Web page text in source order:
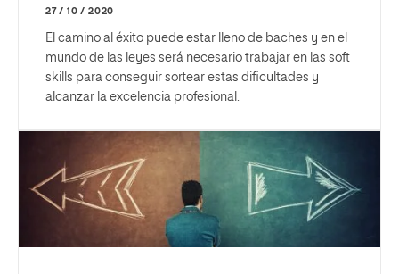
27 / 10 / 2020
El camino al éxito puede estar lleno de baches y en el
mundo de las leyes será necesario trabajar en las soft
skills para conseguir sortear estas dificultades y
alcanzar la excelencia profesional.